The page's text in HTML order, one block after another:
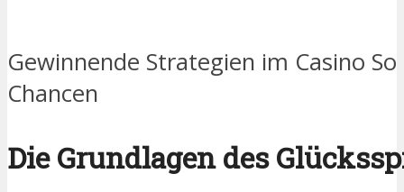
Gewinnende Strategien im Casino
Chancen
Die Grundlagen des